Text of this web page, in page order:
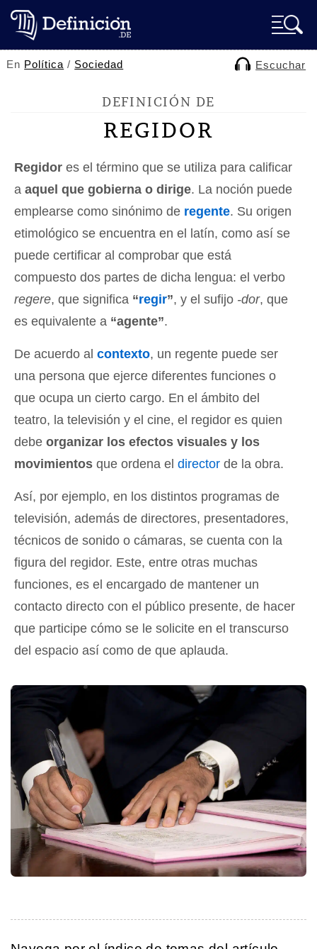
En Política / Sociedad Escuchar
DEFINICIÓN DE
REGIDOR
Regidor es el término que se utiliza para calificar
a aquel que gobierna o dirige. La noción puede
emplearse como sinónimo de regente. Su origen
etimológico se encuentra en el latín, como así se
puede certificar al comprobar que está
compuesto dos partes de dicha lengua: el verbo
regere, que significa “regir”, y el sufijo -dor, que
es equivalente a “agente”.
De acuerdo al contexto, un regente puede ser
una persona que ejerce diferentes funciones o
que ocupa un cierto cargo. En el ámbito del
teatro, la televisión y el cine, el regidor es quien
debe organizar los efectos visuales y los
movimientos que ordena el director de la obra.
Así, por ejemplo, en los distintos programas de
televisión, además de directores, presentadores,
técnicos de sonido o cámaras, se cuenta con la
figura del regidor. Este, entre otras muchas
funciones, es el encargado de mantener un
contacto directo con el público presente, de hacer
que participe cómo se le solicite en el transcurso
del espacio así como de que aplauda.